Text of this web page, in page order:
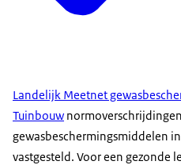
Landelijk Meetnet
Tuinbouw
gewasbeschermingsmiddelen
vastgesteld. Voor een gezonde